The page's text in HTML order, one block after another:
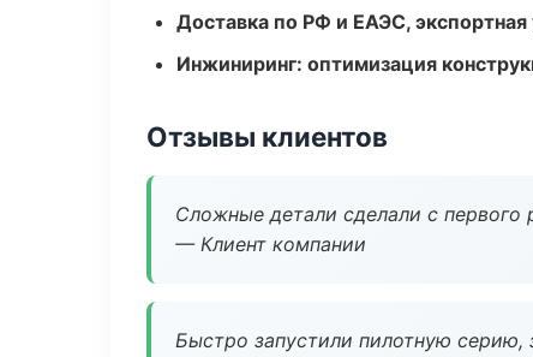
Доставка по РФ и ЕАЭС, экспортная
Инжиниринг: оптимизация
Отзывы клиентов
Сложные детали сделали с
— Клиент компании
Быстро запустили пилотную серию,